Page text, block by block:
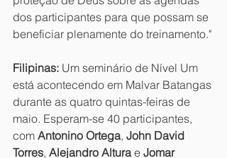
dos participantes para que possam se
beneficiar plenamente do treinamento."
Filipinas: Um seminário de Nível Um
está acontecendo em Malvar Batangas
durante as quatro quintas-feiras de
maio. Esperam-se 40 participantes,
com Antonino Ortega, John David
Torres, Alejandro Altura e Jomar